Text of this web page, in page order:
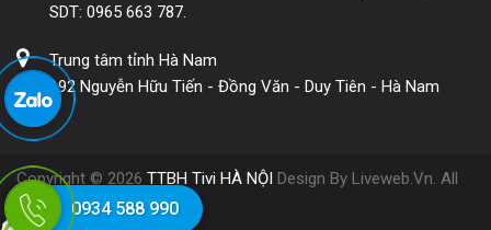
SDT: 0965 663 787.
Trung tâm tỉnh Hà Nam
192 Nguyễn Hữu Tiến - Đồng Văn - Duy Tiên - Hà Nam
Copyright © 2026 TTBH Tivi HÀ NỘI Design By Liveweb.Vn. All
Rights Reserved.
0934 588 990